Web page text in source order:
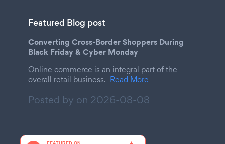
Featured Blog post
Converting Cross-Border Shoppers During
Black Friday & Cyber Monday
Online commerce is an integral part of the
overall retail business. Read More
Posted by on 2026-08-08